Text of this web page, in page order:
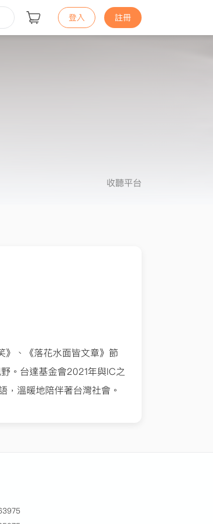
登入 註冊
收聽平台
》、《落花水面皆文章》節
。台達基金會2021年與IC之
，溫暖地陪伴著台灣社會。